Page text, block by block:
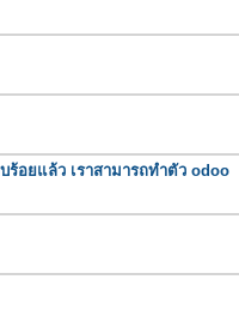
ร้อยแล้ว เราสามารถทำตัว odoo